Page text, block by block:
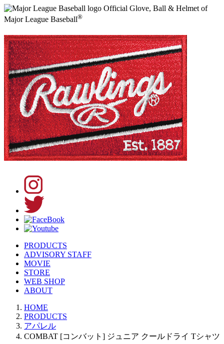
Official Glove, Ball & Helmet of
Major League Baseball®
PRODUCTS
ADVISORY STAFF
MOVIE
STORE
WEB SHOP
ABOUT
HOME
PRODUCTS
アパレル
COMBAT [コンバット] ジュニア クールドライ Tシャツ